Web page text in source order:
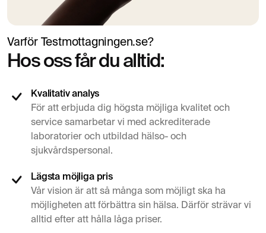
Varför Testmottagningen.se?
Hos oss får du alltid:
Kvalitativ analys
För att erbjuda dig högsta möjliga kvalitet och
service samarbetar vi med ackrediterade
laboratorier och utbildad hälso- och
sjukvårdspersonal.
Lägsta möjliga pris
Vår vision är att så många som möjligt ska ha
möjligheten att förbättra sin hälsa. Därför strävar vi
alltid efter att hålla låga priser.